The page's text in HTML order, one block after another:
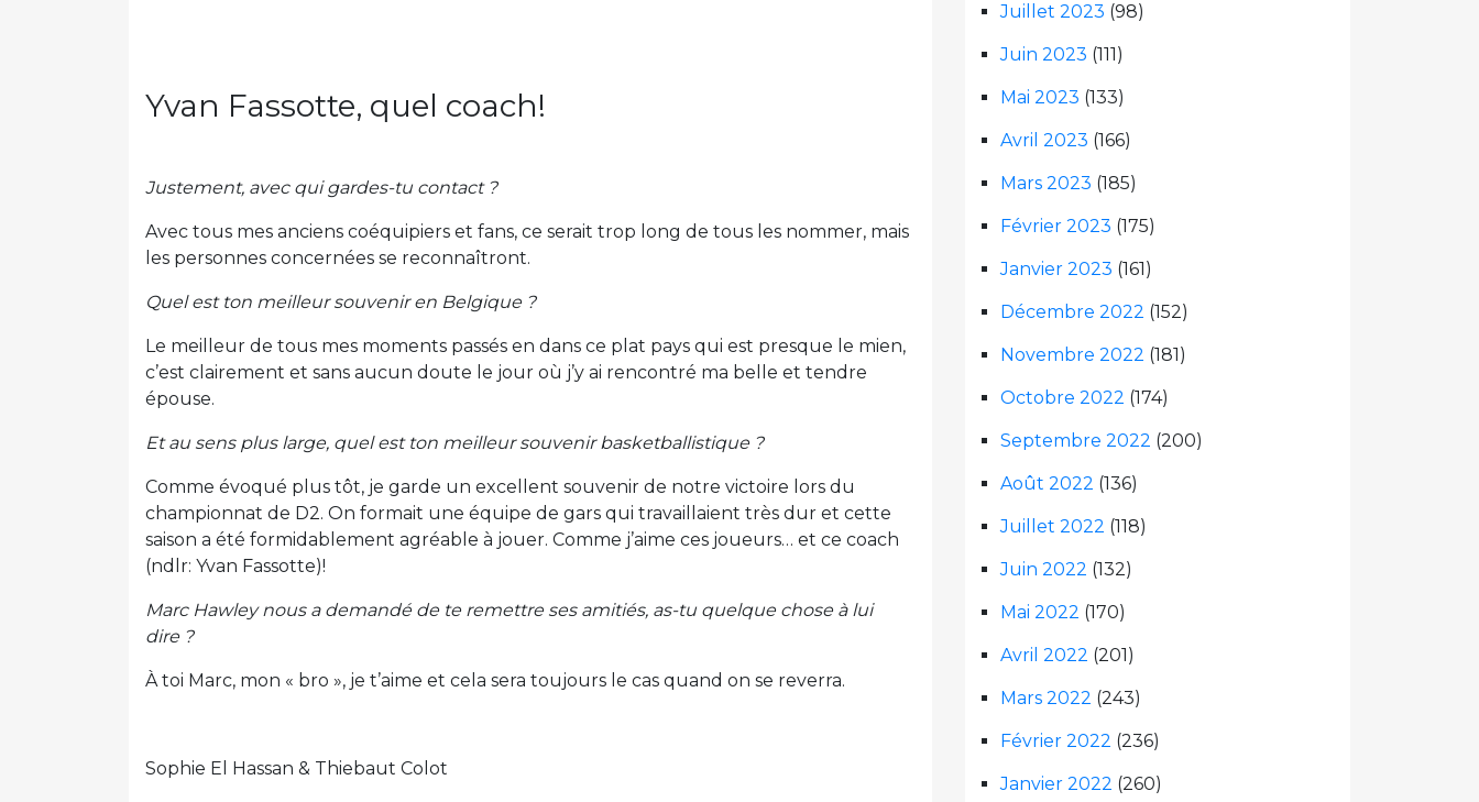
Yvan Fassotte, quel coach!
Justement, avec qui gardes-tu contact ?
Avec tous mes anciens coéquipiers et fans, ce serait trop long de tous les nommer, mais
les personnes concernées se reconnaîtront.
Quel est ton meilleur souvenir en Belgique ?
Le meilleur de tous mes moments passés en dans ce plat pays qui est presque le mien,
c’est clairement et sans aucun doute le jour où j’y ai rencontré ma belle et tendre
épouse.
Et au sens plus large, quel est ton meilleur souvenir basketballistique ?
Comme évoqué plus tôt, je garde un excellent souvenir de notre victoire lors du
championnat de D2. On formait une équipe de gars qui travaillaient très dur et cette
saison a été formidablement agréable à jouer. Comme j’aime ces joueurs… et ce coach
(ndlr: Yvan Fassotte)!
Marc Hawley nous a demandé de te remettre ses amitiés, as-tu quelque chose à lui
dire ?
À toi Marc, mon « bro », je t’aime et cela sera toujours le cas quand on se reverra.
Sophie El Hassan & Thiebaut Colot
Juillet 2023 (98)
Juin 2023 (111)
Mai 2023 (133)
Avril 2023 (166)
Mars 2023 (185)
Février 2023 (175)
Janvier 2023 (161)
Décembre 2022 (152)
Novembre 2022 (181)
Octobre 2022 (174)
Septembre 2022 (200)
Août 2022 (136)
Juillet 2022 (118)
Juin 2022 (132)
Mai 2022 (170)
Avril 2022 (201)
Mars 2022 (243)
Février 2022 (236)
Janvier 2022 (260)